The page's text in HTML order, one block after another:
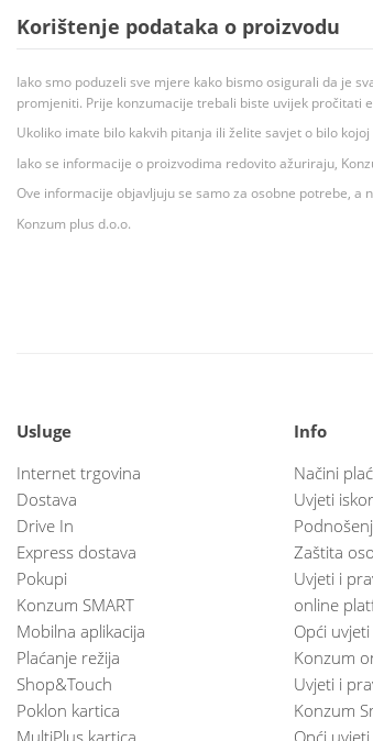
Korištenje podataka o proizvodu
Iako smo poduzeli sve mjere kako bismo osigurali da je
promjeniti. Prije konzumacije trebali biste uvijek pročitati
Ukoliko imate bilo kakvih pitanja ili želite savjet o bilo
Iako se informacije o proizvodima redovito ažuriraju,
Ove informacije objavljuju se samo za osobne potrebe, a
Konzum plus d.o.o.
Usluge
Internet trgovina
Dostava
Drive In
Express dostava
Pokupi
Konzum SMART
Mobilna aplikacija
Plaćanje režija
Shop&Touch
Poklon kartica
MultiPlus kartica
Info
Načini
Uvjeti
Zaštita
Uvjeti i
online
Opći
Konzum
Uvjeti i
Konzum
Opći